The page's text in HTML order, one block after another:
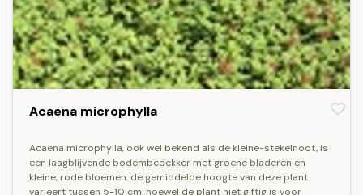
Acaena microphylla
acaena microphylla, ook wel bekend als de kleine-stekelnoot, is
een laagblijvende bodembedekker met groene bladeren en
kleine, rode bloemen. de gemiddelde hoogte van deze plant
varieert tussen 5-10 cm. hoewel de plant niet giftig is voor